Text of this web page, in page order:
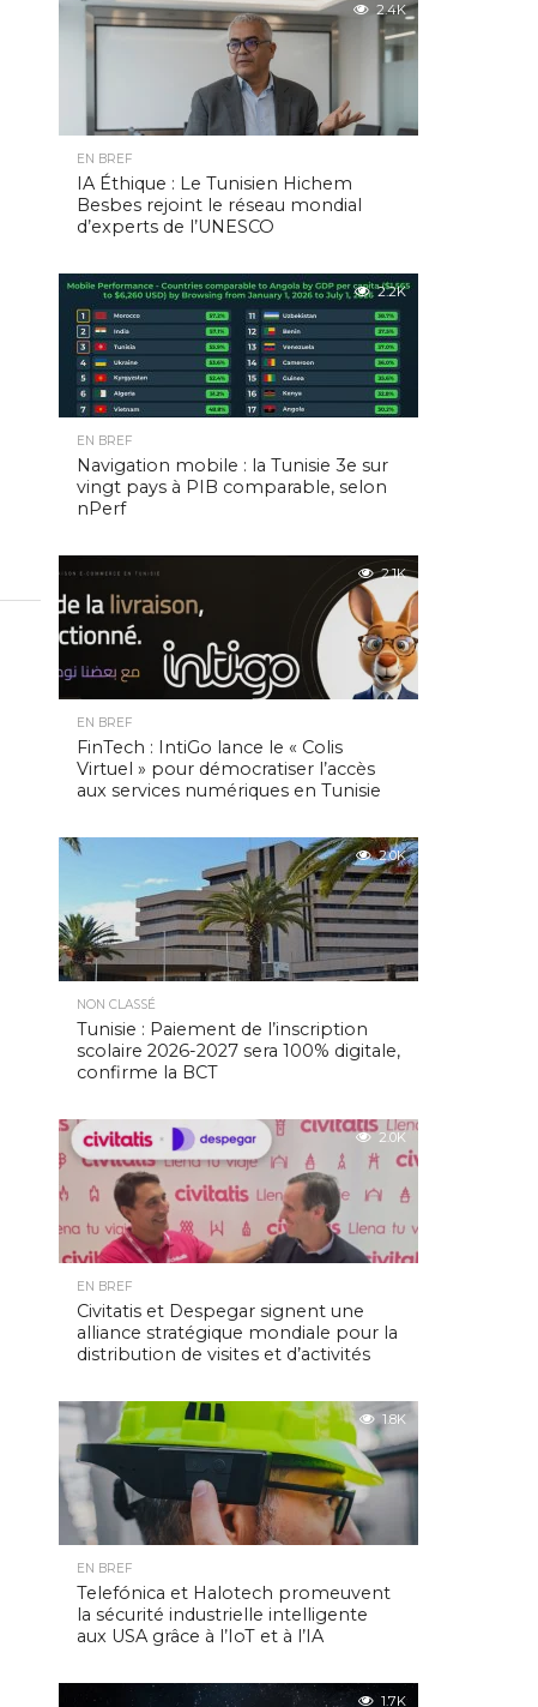
2.4K
EN BREF
IA Éthique : Le Tunisien Hichem
Besbes rejoint le réseau mondial
d’experts de l’UNESCO
2.2K
EN BREF
Navigation mobile : la Tunisie 3e sur
vingt pays à PIB comparable, selon
nPerf
2.1K
EN BREF
FinTech : IntiGo lance le « Colis
Virtuel » pour démocratiser l’accès
aux services numériques en Tunisie
2.0K
NON CLASSÉ
Tunisie : Paiement de l’inscription
scolaire 2026-2027 sera 100% digitale,
confirme la BCT
2.0K
EN BREF
Civitatis et Despegar signent une
alliance stratégique mondiale pour la
distribution de visites et d’activités
1.8K
EN BREF
Telefónica et Halotech promeuvent
la sécurité industrielle intelligente
aux USA grâce à l’IoT et à l’IA
1.7K